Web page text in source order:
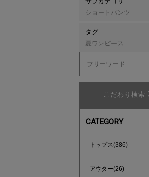
ショートパンツ
タグ
夏ワンピース
こだわり検索
CATEGORY
トップス(386)
アウター(26)